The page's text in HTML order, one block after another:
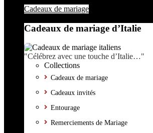
Cadeaux de mariage
Cadeaux de mariage d’Italie
"Célébrez avec une touche d’Italie…"
Collections
Cadeaux de mariage
Cadeaux invités
Entourage
Remerciements de Mariage